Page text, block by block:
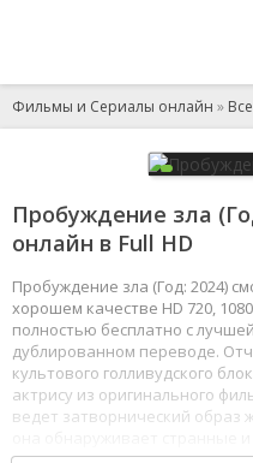
Фильмы и Сериалы онлайн »
Пробуждение зла
онлайн в Full HD
Пробуждение зла (Год: 2024)
хорошем качестве HD 720,
полностью бесплатно с
дублированном переводе.
культового голливудского
актрису из оригинального
ведет затворнический образ